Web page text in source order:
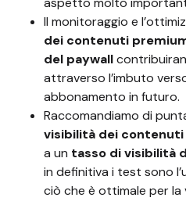
Il monitoraggio e
dei contenuti
del paywall
attraverso l’imbuto
abbonamento in futuro.
Raccomandiamo di
visibilità dei
a un tasso di visibilità
in definitiva i test sono
ciò che è ottimale per